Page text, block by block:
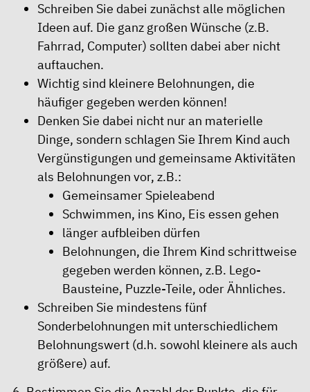
Schreiben Sie dabei zunächst alle möglichen
Ideen auf. Die ganz großen Wünsche (z.B.
Fahrrad, Computer) sollten dabei aber nicht
auftauchen.
Wichtig sind kleinere Belohnungen, die
häufiger gegeben werden können!
Denken Sie dabei nicht nur an materielle
Dinge, sondern schlagen Sie Ihrem Kind auch
Vergünstigungen und gemeinsame Aktivitäten
als Belohnungen vor, z.B.:
Gemeinsamer Spieleabend
Schwimmen, ins Kino, Eis essen gehen
länger aufbleiben dürfen
Belohnungen, die Ihrem Kind schrittweise
gegeben werden können, z.B. Lego-
Bausteine, Puzzle-Teile, oder Ähnliches.
Schreiben Sie mindestens fünf
Sonderbelohnungen mit unterschiedlichem
Belohnungswert (d.h. sowohl kleinere als auch
größere) auf.